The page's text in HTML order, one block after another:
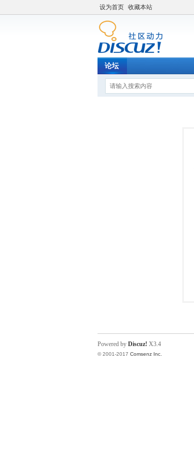
设为首页 收藏本站
论坛
Powered by Discuz! X3.4
© 2001-2017 Comsenz Inc.